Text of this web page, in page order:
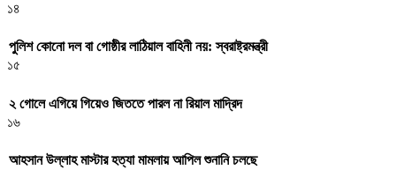
১৪
পুলিশ কোনো দল বা গোষ্ঠীর লাঠিয়াল বাহিনী নয়: স্বরাষ্ট্রমন্ত্রী
১৫
২ গোলে এগিয়ে গিয়েও জিততে পারল না রিয়াল মাদ্রিদ
১৬
আহসান উল্লাহ মাস্টার হত্যা মামলায় আপিল শুনানি চলছে